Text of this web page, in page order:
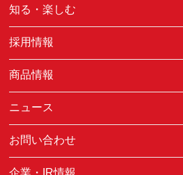
知る・楽しむ
採用情報
商品情報
ニュース
お問い合わせ